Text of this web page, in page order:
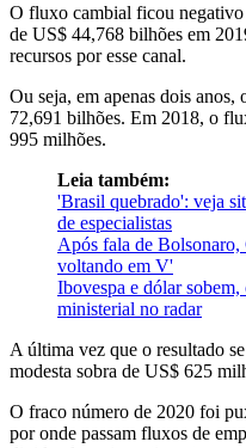
O fluxo cambial ficou
de US$ 44,768 bilhões em
recursos por esse canal.
Ou seja, em apenas dois
72,691 bilhões. Em 2018, o
995 milhões.
Leia também:
'Brasil quebrado': veja
de especialistas
Após fala de Bolsonaro,
voltando em V'
Ibovespa e dólar
ministerial no radar
A última vez que o resultado
modesta sobra de US$ 625
O fraco número de 2020 foi
por onde passam fluxos de